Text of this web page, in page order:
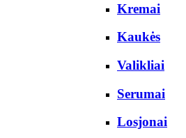
Kremai
Kaukės
Valikliai
Serumai
Losjonai